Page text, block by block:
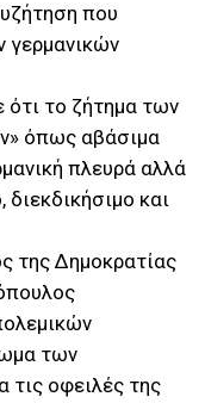
που
γερμανικών
το ζήτημα των
όπως αβάσιμα
πλευρά αλλά
διεκδικήσιμο και
της Δημοκρατίας
των
τις οφειλές της